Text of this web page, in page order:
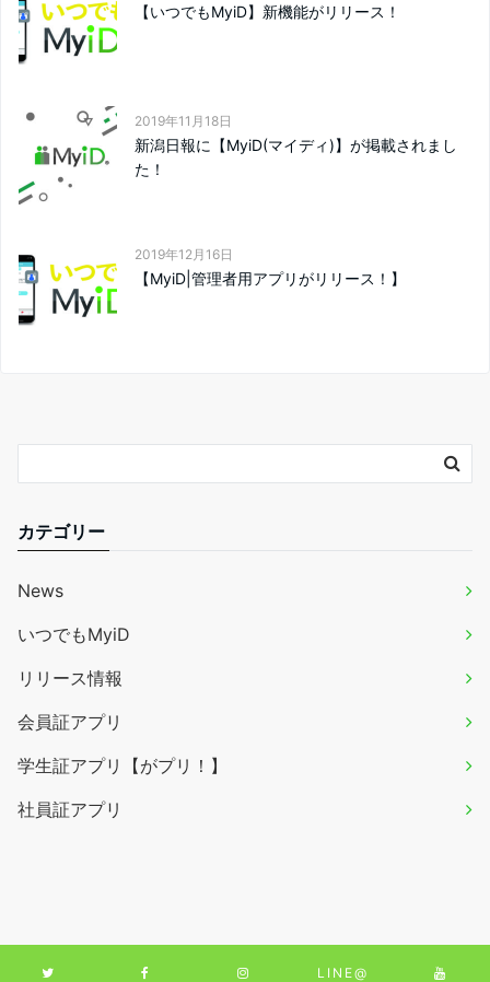
【いつでもMyiD】新機能がリリース！
2019年11月18日
新潟日報に【MyiD(マイディ)】が掲載されまし
た！
2019年12月16日
【MyiD|管理者用アプリがリリース！】
カテゴリー
News
いつでもMyiD
リリース情報
会員証アプリ
学生証アプリ【がプリ！】
社員証アプリ
LINE@